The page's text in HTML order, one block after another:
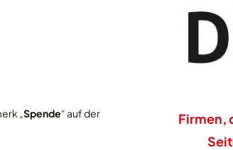
„Spende“ auf der
Firmen,